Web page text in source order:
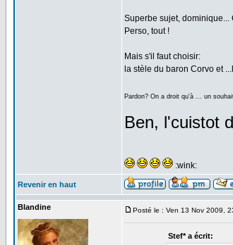
Superbe sujet, dominique...
Perso, tout !
Mais s'il faut choisir:
la stèle du baron Corvo et
Pardon? On a droit qu'à ... un
Ben, l'cuistot
:wink:
Revenir en haut
Blandine Posté le : Ven 13 Nov 2009,
Stef* a écrit: